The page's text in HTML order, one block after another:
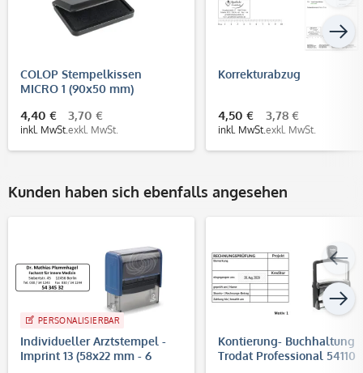
COLOP Stempelkissen
MICRO 1 (90x50 mm)
4,40 €
inkl. MwSt.
3,70 €
exkl. MwSt.
Korrekturabzug
4,50 €
inkl. MwSt.
3,78 €
exkl. MwSt.
Kunden haben sich ebenfalls angesehen
PERSONALISIERBAR
Individueller Arztstempel -
Imprint 13 (58x22 mm - 6
Kontierung- Buchhaltung
Trodat Professional 54110